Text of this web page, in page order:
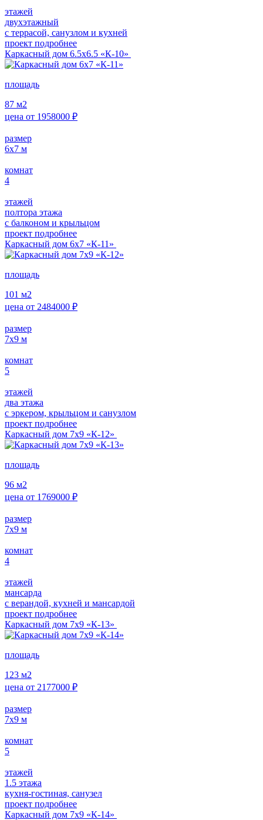
этажей
двухэтажный
с террасой, санузлом и кухней
проект подробнее
Каркасный дом 6.5х6.5 «К-10»
площадь
87 м2
цена от 1958000 ₽
размер
6х7 м
комнат
4
этажей
полтора этажа
с балконом и крыльцом
проект подробнее
Каркасный дом 6х7 «К-11»
площадь
101 м2
цена от 2484000 ₽
размер
7х9 м
комнат
5
этажей
два этажа
с эркером, крыльцом и санузлом
проект подробнее
Каркасный дом 7х9 «К-12»
площадь
96 м2
цена от 1769000 ₽
размер
7х9 м
комнат
4
этажей
мансарда
с верандой, кухней и мансардой
проект подробнее
Каркасный дом 7х9 «К-13»
площадь
123 м2
цена от 2177000 ₽
размер
7х9 м
комнат
5
этажей
1.5 этажа
кухня-гостиная, санузел
проект подробнее
Каркасный дом 7х9 «К-14»